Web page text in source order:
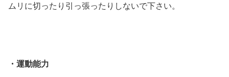
ムリに切ったり引っ張ったりしないで下さい。
・運動能力